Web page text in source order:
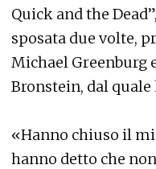
Quick and the
sposata due volte,
Michael Greenburg
Bronstein, dal
«Hanno chiuso il
hanno detto che